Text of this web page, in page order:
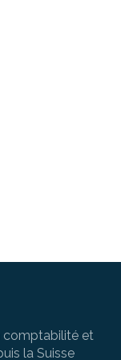
comptabilité et
la Suisse